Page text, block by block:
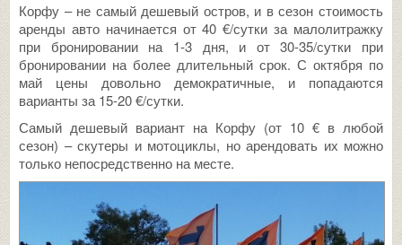
Корфу – не самый дешевый остров, и в сезон стоимость
аренды авто начинается от 40 €/сутки за малолитражку
при бронировании на 1-3 дня, и от 30-35/сутки при
бронировании на более длительный срок. С октября по
май цены довольно демократичные, и попадаются
варианты за 15-20 €/сутки.
Самый дешевый вариант на Корфу (от 10 € в любой
сезон) – скутеры и мотоциклы, но арендовать их можно
только непосредственно на месте.